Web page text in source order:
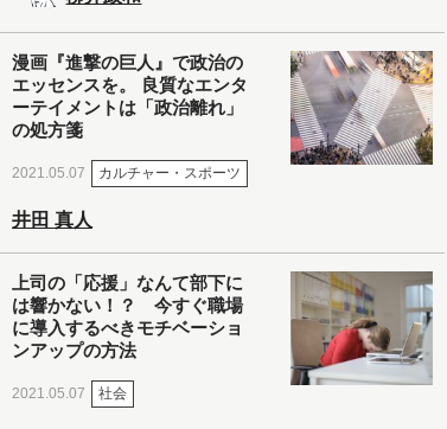
漫画『進撃の巨人』で政治の
エッセンスを。 良質なエンタ
ーテイメントは「政治離れ」
の処方箋
2021.05.07 カルチャー・スポーツ
井田 真人
上司の「応援」なんて部下に
は響かない！？ 今すぐ職場
に導入するべきモチベーショ
ンアップの方法
2021.05.07 社会